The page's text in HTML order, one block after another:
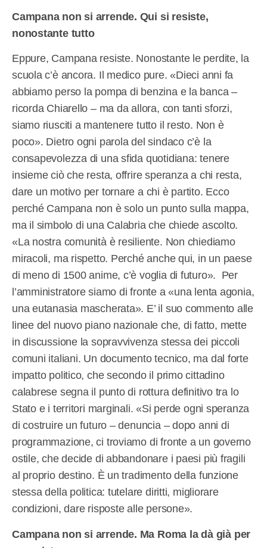
Campana non si arrende. Qui si resiste,
nonostante tutto
Eppure, Campana resiste. Nonostante le perdite, la
scuola c’è ancora. Il medico pure. «Dieci anni fa
abbiamo perso la pompa di benzina e la banca –
ricorda Chiarello – ma da allora, con tanti sforzi,
siamo riusciti a mantenere tutto il resto. Non è
poco». Dietro ogni parola del sindaco c’è la
consapevolezza di una sfida quotidiana: tenere
insieme ciò che resta, offrire speranza a chi resta,
dare un motivo per tornare a chi è partito. Ecco
perché Campana non è solo un punto sulla mappa,
ma il simbolo di una Calabria che chiede ascolto.
«La nostra comunità è resiliente. Non chiediamo
miracoli, ma rispetto. Perché anche qui, in un paese
di meno di 1500 anime, c’è voglia di futuro». Per
l’amministratore siamo di fronte a «una lenta agonia,
una eutanasia mascherata». E’ il suo commento alle
linee del nuovo piano nazionale che, di fatto, mette
in discussione la sopravvivenza stessa dei piccoli
comuni italiani. Un documento tecnico, ma dal forte
impatto politico, che secondo il primo cittadino
calabrese segna il punto di rottura definitivo tra lo
Stato e i territori marginali. «Si perde ogni speranza
di costruire un futuro – denuncia – dopo anni di
programmazione, ci troviamo di fronte a un governo
ostile, che decide di abbandonare i paesi più fragili
al proprio destino. È un tradimento della funzione
stessa della politica: tutelare diritti, migliorare
condizioni, dare risposte alle persone».
Campana non si arrende. Ma Roma la dà già per